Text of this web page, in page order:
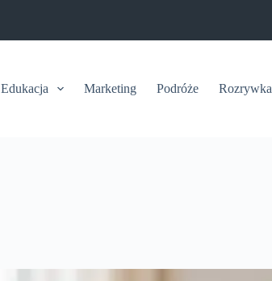
Edukacja Marketing Podróże Rozrywka